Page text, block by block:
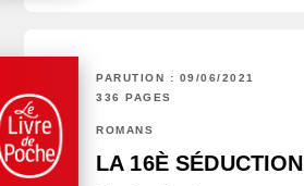
PARUTION : 09/06/2021
336 PAGES
ROMANS
LA 16È SÉDUCTION